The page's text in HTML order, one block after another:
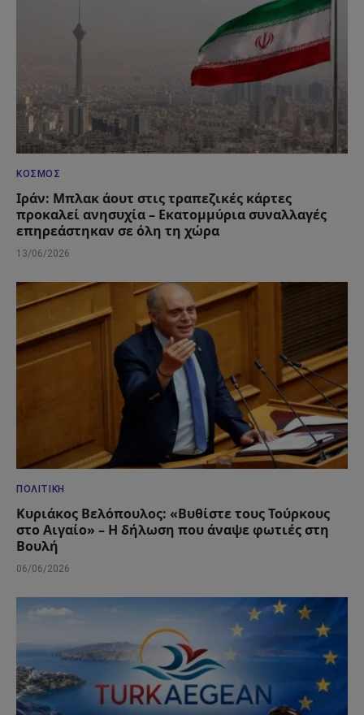
ΚΌΣΜΟΣ
Ιράν: Μπλακ άουτ στις τραπεζικές κάρτες
προκαλεί ανησυχία – Εκατομμύρια συναλλαγές
επηρεάστηκαν σε όλη τη χώρα
13/06/2026
ΠΟΛΙΤΙΚΉ
Κυριάκος Βελόπουλος: «Βυθίστε τους Τούρκους
στο Αιγαίο» – Η δήλωση που άναψε φωτιές στη
Βουλή
06/06/2026